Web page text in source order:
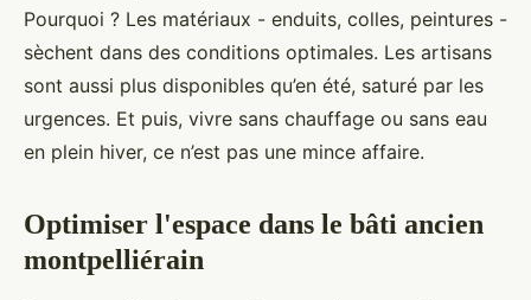
Pourquoi ? Les matériaux - enduits, colles, peintures -
sèchent dans des conditions optimales. Les artisans
sont aussi plus disponibles qu’en été, saturé par les
urgences. Et puis, vivre sans chauffage ou sans eau
en plein hiver, ce n’est pas une mince affaire.
Optimiser l'espace dans le bâti ancien
montpelliérain